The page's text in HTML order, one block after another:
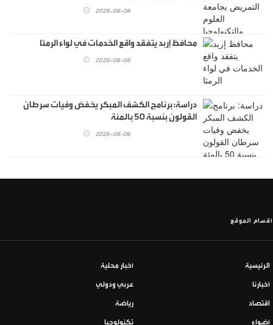
2026-08-06
محافظ إربد يتفقد واقع الخدمات في لواء الرمثا
2026-08-06
دراسة: برنامج الكشف المبكر يخفض وفيات سرطان
القولون بنسبة 50 بالمئة
2026-08-06
أقسام الموقع
الرئيسية أخبار محلية
أخبارنا عربي ودولي
اقتصاد رياضة
أضواء تكنولوجيا